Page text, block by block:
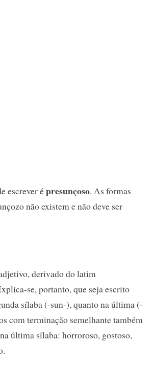
escrever épresunçoso. As formas
não existem e não deve ser
derivado do latim
se, portanto, que seja escrito
sílaba (-sun-), quanto na última (-
com terminação semelhante também
na última sílaba: horroroso, gostoso,